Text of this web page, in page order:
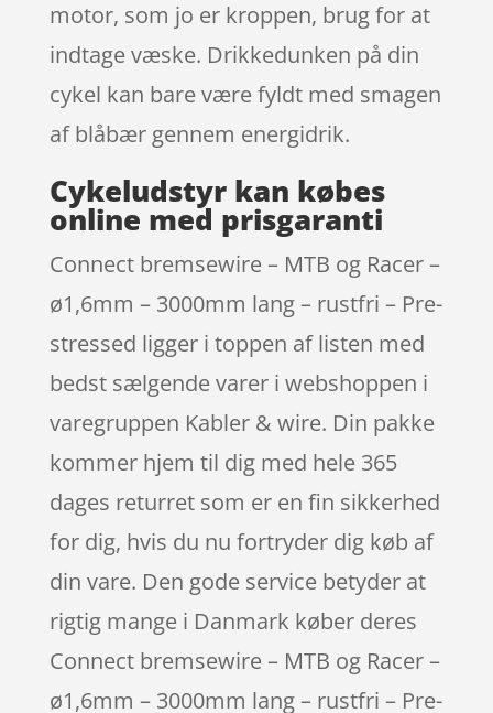
motor, som jo er kroppen, brug for at
indtage væske. Drikkedunken på din
cykel kan bare være fyldt med smagen
af blåbær gennem energidrik.
Cykeludstyr kan købes
online med prisgaranti
Connect bremsewire – MTB og Racer –
ø1,6mm – 3000mm lang – rustfri – Pre-
stressed ligger i toppen af listen med
bedst sælgende varer i webshoppen i
varegruppen Kabler & wire. Din pakke
kommer hjem til dig med hele 365
dages returret som er en fin sikkerhed
for dig, hvis du nu fortryder dig køb af
din vare. Den gode service betyder at
rigtig mange i Danmark køber deres
Connect bremsewire – MTB og Racer –
ø1,6mm – 3000mm lang – rustfri – Pre-